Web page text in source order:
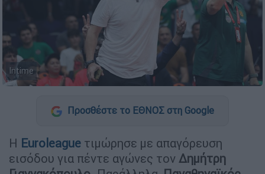
Intime
Προσθέστε το ΕΘΝΟΣ στη Google
Η Euroleague τιμώρησε με απαγόρευση
εισόδου για πέντε αγώνες τον Δημήτρη